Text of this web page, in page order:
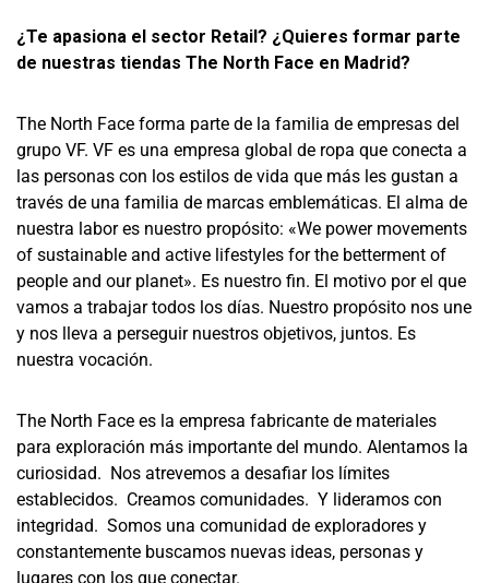
¿Te apasiona el sector Retail? ¿Quieres formar parte
de nuestras tiendas The North Face en Madrid?
The North Face forma parte de la familia de empresas del
grupo VF. VF es una empresa global de ropa que conecta a
las personas con los estilos de vida que más les gustan a
través de una familia de marcas emblemáticas. El alma de
nuestra labor es nuestro propósito: «We power movements
of sustainable and active lifestyles for the betterment of
people and our planet». Es nuestro fin. El motivo por el que
vamos a trabajar todos los días. Nuestro propósito nos une
y nos lleva a perseguir nuestros objetivos, juntos. Es
nuestra vocación.
The North Face es la empresa fabricante de materiales
para exploración más importante del mundo. Alentamos la
curiosidad. Nos atrevemos a desafiar los límites
establecidos. Creamos comunidades. Y lideramos con
integridad. Somos una comunidad de exploradores y
constantemente buscamos nuevas ideas, personas y
lugares con los que conectar.